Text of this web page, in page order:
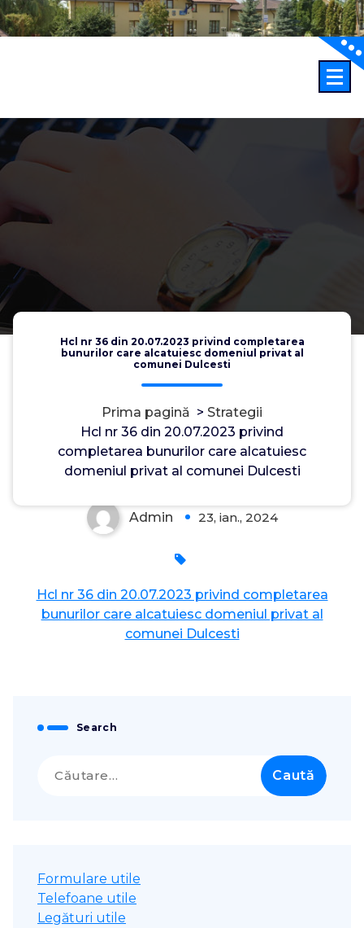
Sari
la
Hcl nr 36 din 20.07.2023 privind completarea
bunurilor care alcatuiesc domeniul privat al
comunei Dulcesti
Prima pagină > Strategii
Hcl nr 36 din 20.07.2023 privind
completarea bunurilor care alcatuiesc
domeniul privat al comunei Dulcesti
Admin 23, ian., 2024
Hcl nr 36 din 20.07.2023 privind completarea
bunurilor care alcatuiesc domeniul privat al
comunei Dulcesti
Search
după:
Formulare utile
Telefoane utile
Legături utile